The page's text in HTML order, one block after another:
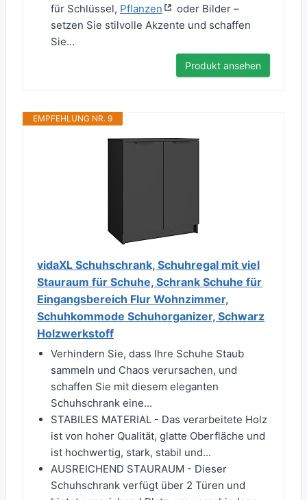
für Schlüssel, Pflanzen
oder Bilder –
setzen Sie stilvolle Akzente und schaffen
Sie...
Produkt ansehen
EMPFEHLUNG NR. 9
vidaXL Schuhschrank, Schuhregal mit viel
Stauraum für Schuhe, Schrank Schuhe für
Eingangsbereich Flur Wohnzimmer,
Schuhkommode Schuhorganizer, Schwarz
Holzwerkstoff
Verhindern Sie, dass Ihre Schuhe Staub
sammeln und Chaos verursachen, und
schaffen Sie mit diesem eleganten
Schuhschrank eine...
STABILES MATERIAL - Das verarbeitete Holz
ist von hoher Qualität, glatte Oberfläche und
ist hochwertig, stark, stabil und...
AUSREICHEND STAURAUM - Dieser
Schuhschrank verfügt über 2 Türen und